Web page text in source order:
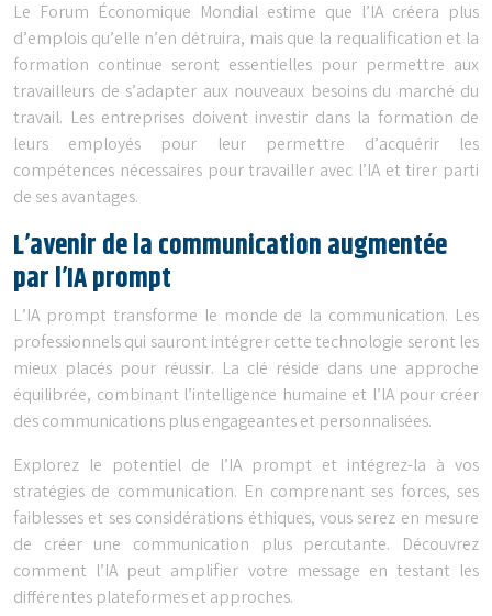
Le Forum Économique Mondial estime que l’IA créera plus
d’emplois qu’elle n’en détruira, mais que la requalification et la
formation continue seront essentielles pour permettre aux
travailleurs de s’adapter aux nouveaux besoins du marché du
travail. Les entreprises doivent investir dans la formation de
leurs employés pour leur permettre d’acquérir les
compétences nécessaires pour travailler avec l’IA et tirer parti
de ses avantages.
L’avenir de la communication augmentée
par l’IA prompt
L’IA prompt transforme le monde de la communication. Les
professionnels qui sauront intégrer cette technologie seront les
mieux placés pour réussir. La clé réside dans une approche
équilibrée, combinant l’intelligence humaine et l’IA pour créer
des communications plus engageantes et personnalisées.
Explorez le potentiel de l’IA prompt et intégrez-la à vos
stratégies de communication. En comprenant ses forces, ses
faiblesses et ses considérations éthiques, vous serez en mesure
de créer une communication plus percutante. Découvrez
comment l’IA peut amplifier votre message en testant les
différentes plateformes et approches.